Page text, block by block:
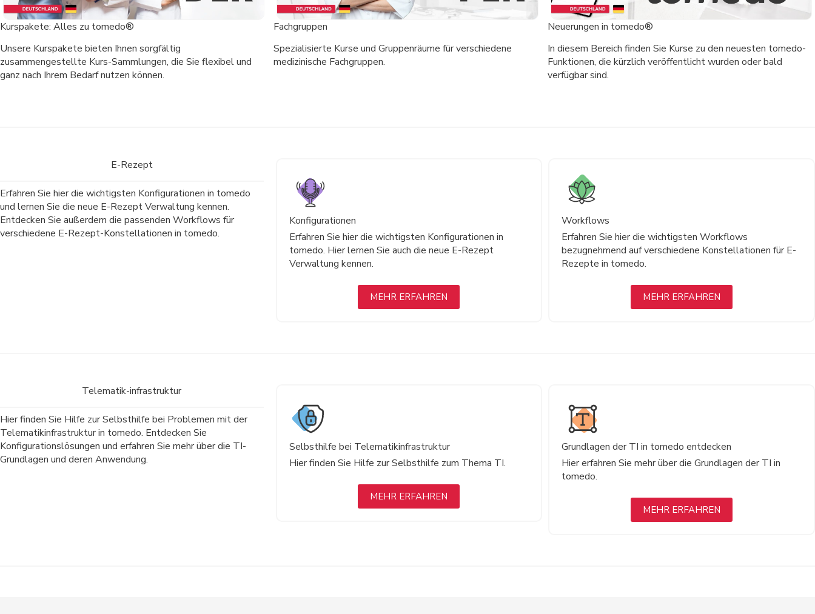
Kurspakete: Alles zu tomedo®
Unsere Kurspakete bieten Ihnen sorgfältig
zusammengestellte Kurs-Sammlungen, die Sie flexibel und
ganz nach Ihrem Bedarf nutzen können.
Fachgruppen
Spezialisierte Kurse und Gruppenräume für verschiedene
medizinische Fachgruppen.
Neuerungen in tomedo®
In diesem Bereich finden Sie Kurse zu den neuesten tomedo-
Funktionen, die kürzlich veröffentlicht wurden oder bald
verfügbar sind.
E-Rezept
Erfahren Sie hier die wichtigsten Konfigurationen in tomedo
und lernen Sie die neue E-Rezept Verwaltung kennen.
Entdecken Sie außerdem die passenden Workflows für
verschiedene E-Rezept-Konstellationen in tomedo.
Konfigurationen
Erfahren Sie hier die wichtigsten Konfigurationen in
tomedo. Hier lernen Sie auch die neue E-Rezept
Verwaltung kennen.
MEHR ERFAHREN
Workflows
Erfahren Sie hier die wichtigsten Workflows
bezugnehmend auf verschiedene Konstellationen für E-
Rezepte in tomedo.
MEHR ERFAHREN
Telematik-infrastruktur
Hier finden Sie Hilfe zur Selbsthilfe bei Problemen mit der
Telematikinfrastruktur in tomedo. Entdecken Sie
Konfigurationslösungen und erfahren Sie mehr über die TI-
Grundlagen und deren Anwendung.
Selbsthilfe bei Telematikinfrastruktur
Hier finden Sie Hilfe zur Selbsthilfe zum Thema TI.
MEHR ERFAHREN
Grundlagen der TI in tomedo entdecken
Hier erfahren Sie mehr über die Grundlagen der TI in
tomedo.
MEHR ERFAHREN